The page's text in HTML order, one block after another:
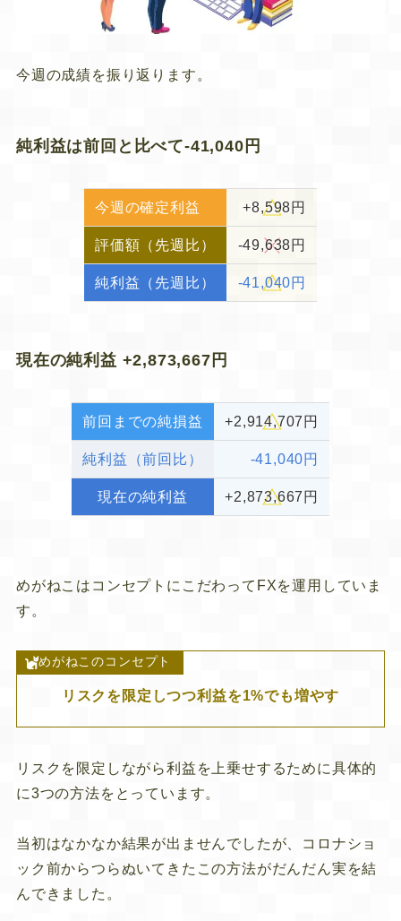
今週の成績を振り返ります。
純利益は前回と比べて-41,040円
今週の確定利益 +8,598円
評価額（先週比） -49,638円
純利益（先週比） -41,040円
現在の純利益 +2,873,667円
前回までの純損益 +2,914,707円
純利益（前回比） -41,040円
現在の純利益 +2,873,667円
めがねこはコンセプトにこだわってFXを運用していま
す。
めがねこのコンセプト
リスクを限定しつつ利益を1%でも増やす
リスクを限定しながら利益を上乗せするために具体的
に3つの方法をとっています。
当初はなかなか結果が出ませんでしたが、コロナショ
ック前からつらぬいてきたこの方法がだんだん実を結
んできました。